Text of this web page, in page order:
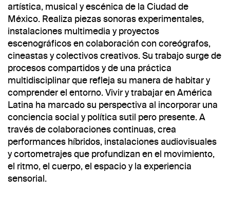
artística, musical y escénica de la Ciudad de
México. Realiza piezas sonoras experimentales,
instalaciones multimedia y proyectos
escenográficos en colaboración con coreógrafos,
cineastas y colectivos creativos. Su trabajo surge de
procesos compartidos y de una práctica
multidisciplinar que refleja su manera de habitar y
comprender el entorno. Vivir y trabajar en América
Latina ha marcado su perspectiva al incorporar una
conciencia social y política sutil pero presente. A
través de colaboraciones continuas, crea
performances híbridos, instalaciones audiovisuales
y cortometrajes que profundizan en el movimiento,
el ritmo, el cuerpo, el espacio y la experiencia
sensorial.